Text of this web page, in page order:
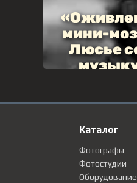
Каталог
Фотографы
Фотостудии
Оборудование